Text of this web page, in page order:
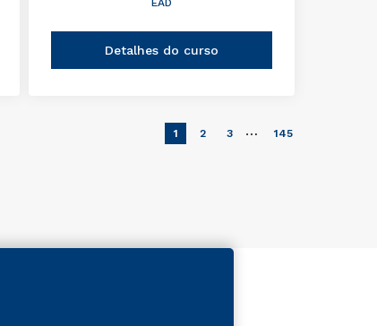
EAD
Detalhes do curso
1 2 3 … 145